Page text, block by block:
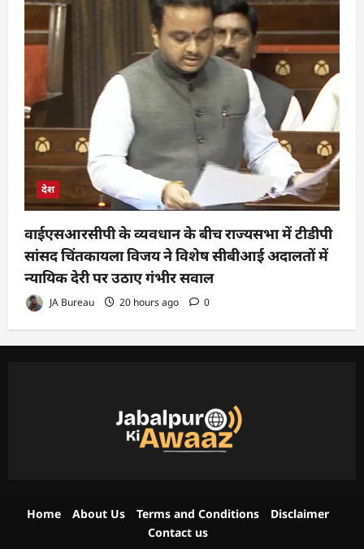
देश
वाईएसआरसीपी के व्यवधान के बीच राज्यसभा में टीडीपी
सांसद चिंतकायला विजय ने विशेष सीबीआई अदालतों में
न्यायिक देरी पर उठाए गंभीर सवाल
JA Bureau 20 hours ago 0
Home About Us Terms and Conditions
Disclaimer
Contact us